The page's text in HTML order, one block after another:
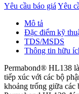
Yêu cầu báo giá Yêu
Mô tả
Đặc điểm kỹ
TDS/MSDS
Thông tin hữu
Permabond® HL138
tiếp xúc với các bộ
khoảng trống giữa các